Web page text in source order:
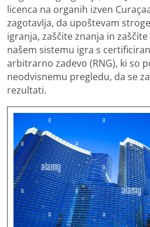
licenca na organih izven
zagotavlja, da upoštevam
igranja, zaščite znanja in
našem sistemu igra s
arbitrarno zadevo (RNG), ki so
neodvisnemu pregledu, da se
rezultati.